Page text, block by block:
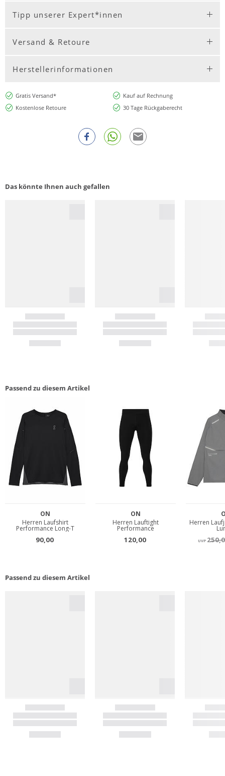
Tipp unserer Expert*innen
Versand & Retoure
Herstellerinformationen
Gratis Versand*
Kauf auf Rechnung
Kostenlose Retoure
30 Tage Rückgaberecht
Das könnte Ihnen auch gefallen
Passend zu diesem Artikel
Passend zu diesem Artikel